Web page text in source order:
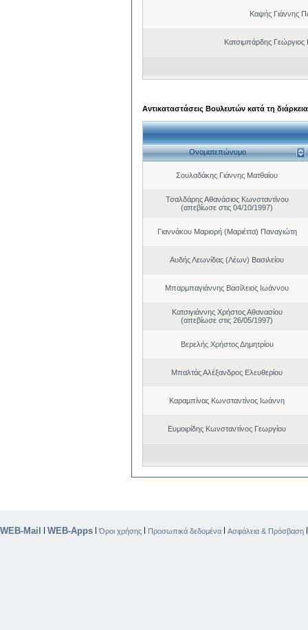
Καψής Γιάννης
Κατσιμπάρδης Γεώργιος
Αντικαταστάσεις Βουλευτών κατά τη
Ονοματεπώνυμο
Σουλαδάκης Γιάννης Ματθαίου
Τσαλδάρης Αθανάσιος Κωνσταντίνου
(απεβίωσε στις 04/10/1997)
Γιαννάκου Μαριορή (Μαριέττα) Παναγιώτη
Αυδής Λεωνίδας (Λέων) Βασιλείου
Μπαρμπαγιάννης Βασίλειος Ιωάννου
Κατσιγιάννης Χρήστος Αθανασίου
(απεβίωσε στις 26/05/1997)
Βερελής Χρήστος Δημητρίου
Μπαλτάς Αλέξανδρος Ελευθερίου
Καραμπίνας Κωνσταντίνος Ιωάννη
Ευμοιρίδης Κωνσταντίνος Γεωργίου
WEB-Mail | WEB-Apps |Όροι χρήσης | Προσωπικά δεδομένα | Ασφάλεια & Πρόσβαση